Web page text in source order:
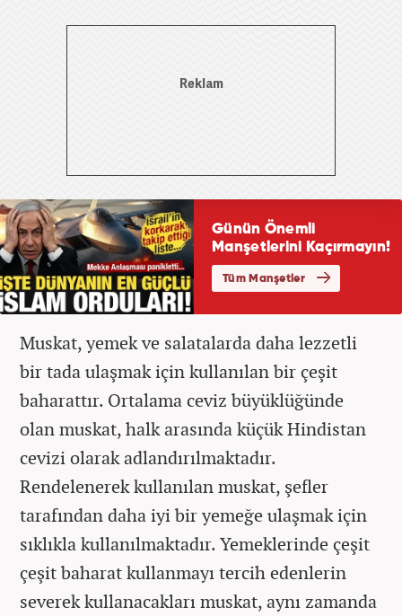
Muskat, yemek ve salatalarda daha lezzetli
bir tada ulaşmak için kullanılan bir çeşit
baharattır. Ortalama ceviz büyüklüğünde
olan muskat, halk arasında küçük Hindistan
cevizi olarak adlandırılmaktadır.
Rendelenerek kullanılan muskat, şefler
tarafından daha iyi bir yemeğe ulaşmak için
sıklıkla kullanılmaktadır. Yemeklerinde çeşit
çeşit baharat kullanmayı tercih edenlerin
severek kullanacakları muskat, aynı zamanda